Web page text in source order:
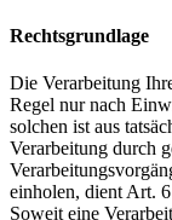
Rechtsgrundlage
Die Verarbeitung
Regel nur nach
solchen ist aus
Verarbeitung durch
einholen, dient Art.
Soweit eine